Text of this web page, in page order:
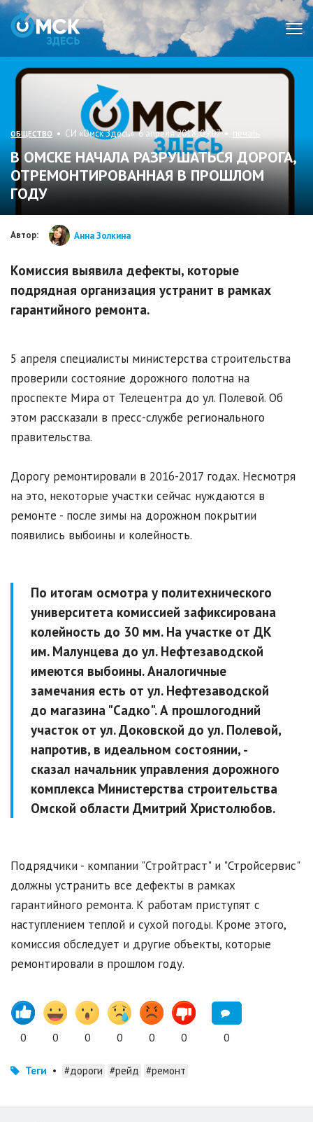
ОБЩЕСТВО • СИ «Омск Здесь» 6 апреля 2018, 09:07 • печать
В ОМСКЕ НАЧАЛА РАЗРУШАТЬСЯ ДОРОГА,
ОТРЕМОНТИРОВАННАЯ В ПРОШЛОМ
ГОДУ
Автор: Анна Золкина
Комиссия выявила дефекты, которые
подрядная организация устранит в рамках
гарантийного ремонта.
5 апреля специалисты министерства строительства
проверили состояние дорожного полотна на
проспекте Мира от Телецентра до ул. Полевой. Об
этом рассказали в пресс-службе регионального
правительства.
Дорогу ремонтировали в 2016-2017 годах. Несмотря
на это, некоторые участки сейчас нуждаются в
ремонте - после зимы на дорожном покрытии
появились выбоины и колейность.
По итогам осмотра у политехнического
университета комиссией зафиксирована
колейность до 30 мм. На участке от ДК
им. Малунцева до ул. Нефтезаводской
имеются выбоины. Аналогичные
замечания есть от ул. Нефтезаводской
до магазина "Садко". А прошлогодний
участок от ул. Доковской до ул. Полевой,
напротив, в идеальном состоянии, -
сказал начальник управления дорожного
комплекса Министерства строительства
Омской области Дмитрий Христолюбов.
Подрядчики - компании "Стройтраст" и "Стройсервис"
должны устранить все дефекты в рамках
гарантийного ремонта. К работам приступят с
наступлением теплой и сухой погоды. Кроме этого,
комиссия обследует и другие объекты, которые
ремонтировали в прошлом году.
0 0 0 0 0 0 0
Теги • #дороги #рейд #ремонт